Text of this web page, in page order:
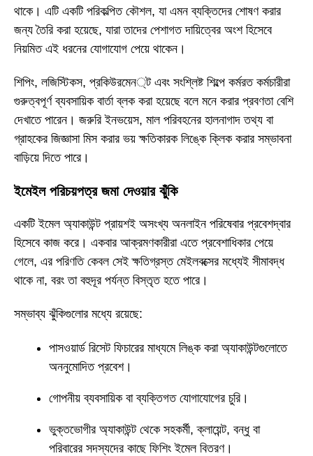
থাকে। এটি একটি পরিকল্পিত কৌশল, যা এমন ব্যক্তিদের শোষণ করার
জন্য তৈরি করা হয়েছে, যারা তাদের পেশাগত দায়িত্বের অংশ হিসেবে
নিয়মিত এই ধরনের যোগাযোগ পেয়ে থাকেন।
শিপিং, লজিস্টিকস, প্রকিউরমেন্ট এবং সংশ্লিষ্ট শিল্পে কর্মরত কর্মচারীরা
গুরুত্বপূর্ণ ব্যবসায়িক বার্তা ব্লক করা হয়েছে বলে মনে করার প্রবণতা বেশি
দেখাতে পারেন। জরুরি ইনভয়েস, মাল পরিবহনের হালনাগাদ তথ্য বা
গ্রাহকের জিজ্ঞাসা মিস করার ভয় ক্ষতিকারক লিঙ্কে ক্লিক করার সম্ভাবনা
বাড়িয়ে দিতে পারে।
ইমেইল পরিচয়পত্র জমা দেওয়ার ঝুঁকি
একটি ইমেল অ্যাকাউন্ট প্রায়শই অসংখ্য অনলাইন পরিষেবার প্রবেশদ্বার
হিসেবে কাজ করে। একবার আক্রমণকারীরা এতে প্রবেশাধিকার পেয়ে
গেলে, এর পরিণতি কেবল সেই ক্ষতিগ্রস্ত মেইলবক্সের মধ্যেই সীমাবদ্ধ
থাকে না, বরং তা বহুদূর পর্যন্ত বিস্তৃত হতে পারে।
সম্ভাব্য ঝুঁকিগুলোর মধ্যে রয়েছে:
পাসওয়ার্ড রিসেট ফিচারের মাধ্যমে লিঙ্ক করা অ্যাকাউন্টগুলোতে
অননুমোদিত প্রবেশ।
গোপনীয় ব্যবসায়িক বা ব্যক্তিগত যোগাযোগের চুরি।
ভুক্তভোগীর অ্যাকাউন্ট থেকে সহকর্মী, ক্লায়েন্ট, বন্ধু বা
পরিবারের সদস্যদের কাছে ফিশিং ইমেল বিতরণ।